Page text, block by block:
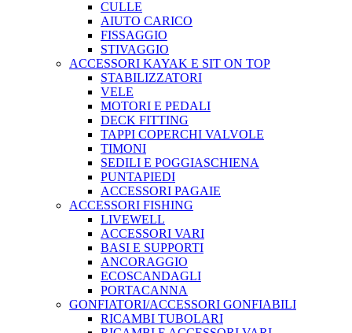
CULLE
AIUTO CARICO
FISSAGGIO
STIVAGGIO
ACCESSORI KAYAK E SIT ON TOP
STABILIZZATORI
VELE
MOTORI E PEDALI
DECK FITTING
TAPPI COPERCHI VALVOLE
TIMONI
SEDILI E POGGIASCHIENA
PUNTAPIEDI
ACCESSORI PAGAIE
ACCESSORI FISHING
LIVEWELL
ACCESSORI VARI
BASI E SUPPORTI
ANCORAGGIO
ECOSCANDAGLI
PORTACANNA
GONFIATORI/ACCESSORI GONFIABILI
RICAMBI TUBOLARI